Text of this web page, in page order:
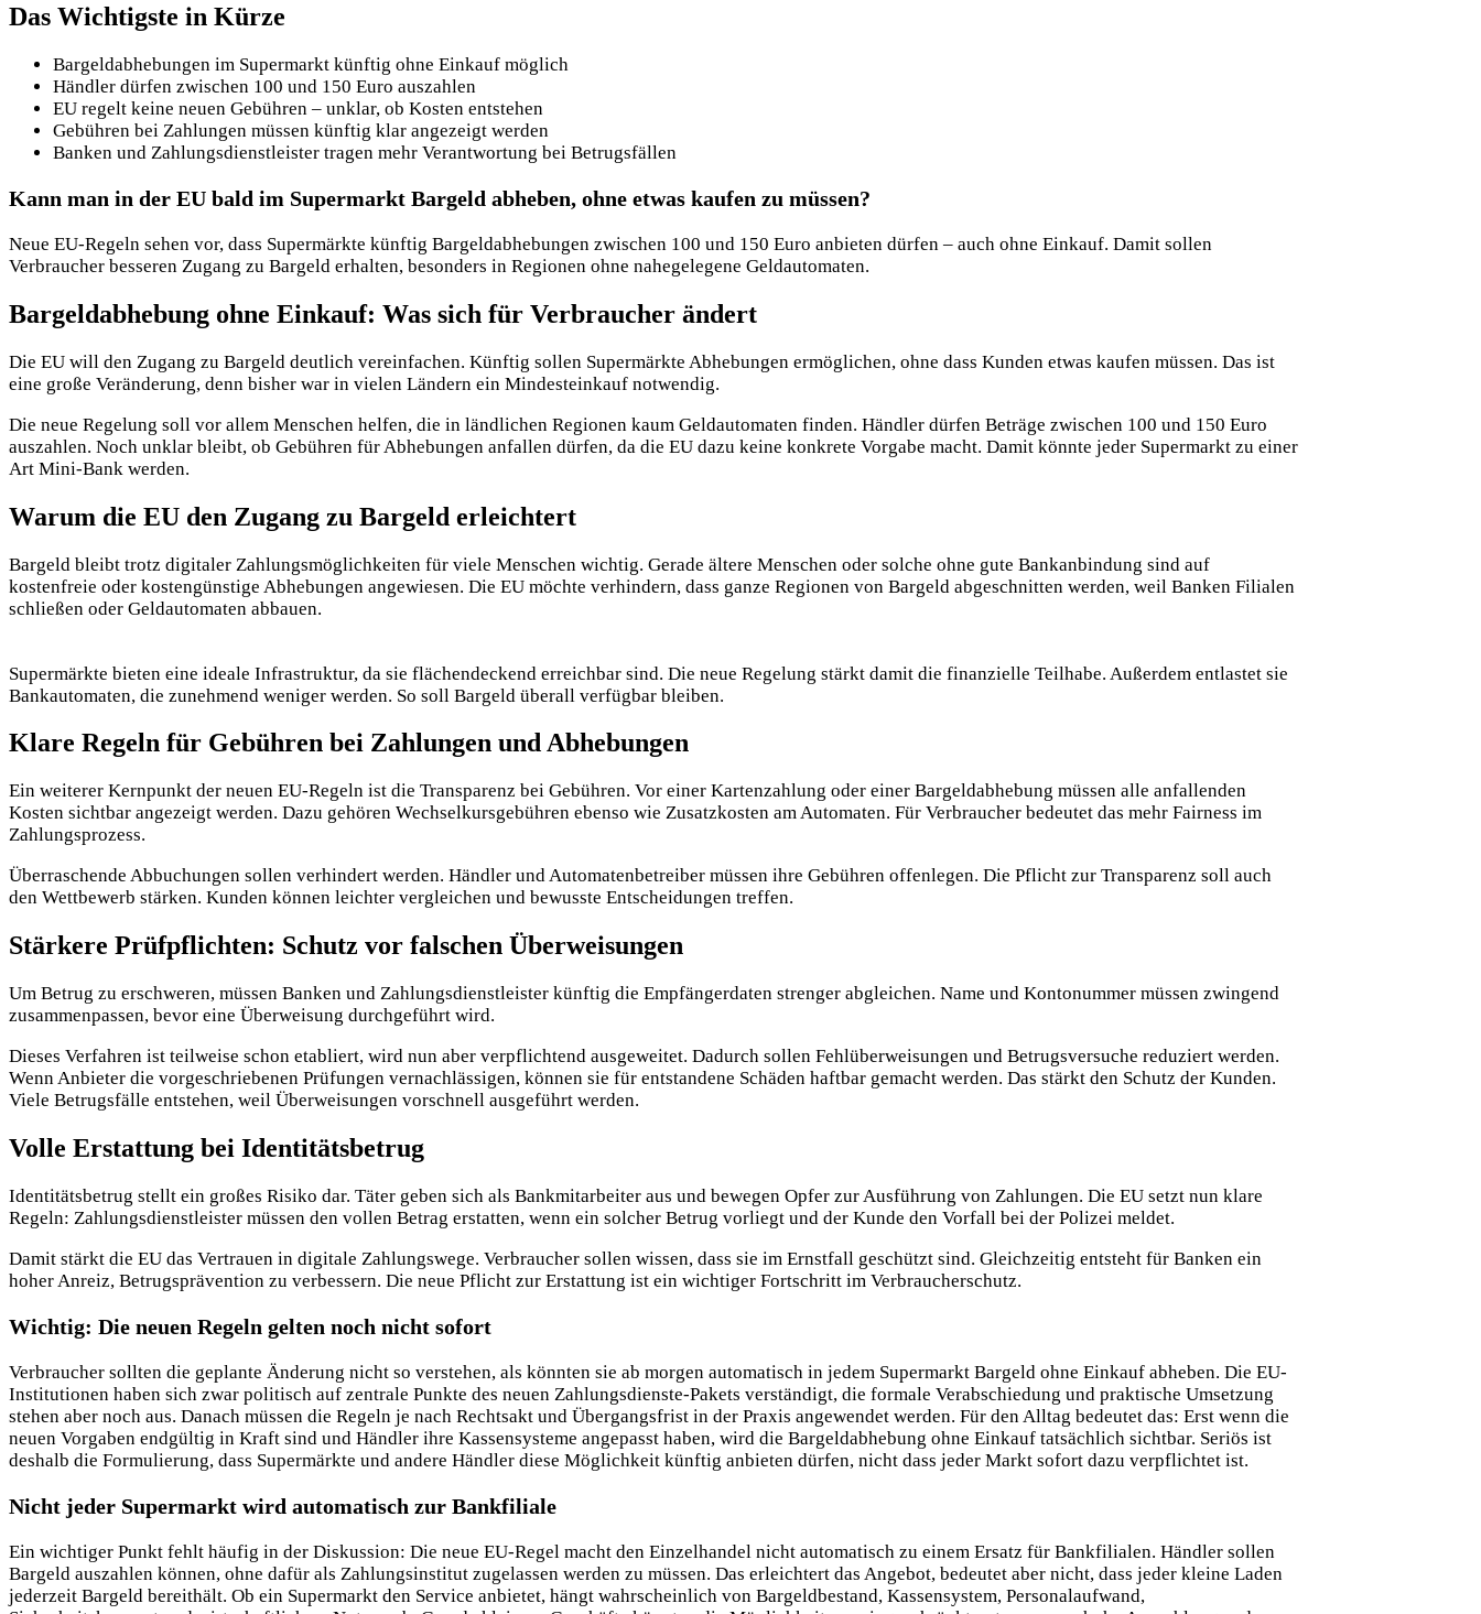
Das Wichtigste in Kürze
Bargeldabhebungen im Supermarkt künftig ohne Einkauf möglich
Händler dürfen zwischen 100 und 150 Euro auszahlen
EU regelt keine neuen Gebühren – unklar, ob Kosten entstehen
Gebühren bei Zahlungen müssen künftig klar angezeigt werden
Banken und Zahlungsdienstleister tragen mehr Verantwortung bei Betrugsfällen
Kann man in der EU bald im Supermarkt Bargeld abheben, ohne etwas kaufen zu müssen?
Neue EU-Regeln sehen vor, dass Supermärkte künftig Bargeldabhebungen zwischen 100 und 150 Euro anbieten dürfen – auch ohne Einkauf. Damit sollen
Verbraucher besseren Zugang zu Bargeld erhalten, besonders in Regionen ohne nahegelegene Geldautomaten.
Bargeldabhebung ohne Einkauf: Was sich für Verbraucher ändert
Die EU will den Zugang zu Bargeld deutlich vereinfachen. Künftig sollen Supermärkte Abhebungen ermöglichen, ohne dass Kunden etwas kaufen müssen. Das ist
eine große Veränderung, denn bisher war in vielen Ländern ein Mindesteinkauf notwendig.
Die neue Regelung soll vor allem Menschen helfen, die in ländlichen Regionen kaum Geldautomaten finden. Händler dürfen Beträge zwischen 100 und 150 Euro
auszahlen. Noch unklar bleibt, ob Gebühren für Abhebungen anfallen dürfen, da die EU dazu keine konkrete Vorgabe macht. Damit könnte jeder Supermarkt zu einer
Art Mini-Bank werden.
Warum die EU den Zugang zu Bargeld erleichtert
Bargeld bleibt trotz digitaler Zahlungsmöglichkeiten für viele Menschen wichtig. Gerade ältere Menschen oder solche ohne gute Bankanbindung sind auf
kostenfreie oder kostengünstige Abhebungen angewiesen. Die EU möchte verhindern, dass ganze Regionen von Bargeld abgeschnitten werden, weil Banken Filialen
schließen oder Geldautomaten abbauen.
Supermärkte bieten eine ideale Infrastruktur, da sie flächendeckend erreichbar sind. Die neue Regelung stärkt damit die finanzielle Teilhabe. Außerdem entlastet sie
Bankautomaten, die zunehmend weniger werden. So soll Bargeld überall verfügbar bleiben.
Klare Regeln für Gebühren bei Zahlungen und Abhebungen
Ein weiterer Kernpunkt der neuen EU-Regeln ist die Transparenz bei Gebühren. Vor einer Kartenzahlung oder einer Bargeldabhebung müssen alle anfallenden
Kosten sichtbar angezeigt werden. Dazu gehören Wechselkursgebühren ebenso wie Zusatzkosten am Automaten. Für Verbraucher bedeutet das mehr Fairness im
Zahlungsprozess.
Überraschende Abbuchungen sollen verhindert werden. Händler und Automatenbetreiber müssen ihre Gebühren offenlegen. Die Pflicht zur Transparenz soll auch
den Wettbewerb stärken. Kunden können leichter vergleichen und bewusste Entscheidungen treffen.
Stärkere Prüfpflichten: Schutz vor falschen Überweisungen
Um Betrug zu erschweren, müssen Banken und Zahlungsdienstleister künftig die Empfängerdaten strenger abgleichen. Name und Kontonummer müssen zwingend
zusammenpassen, bevor eine Überweisung durchgeführt wird.
Dieses Verfahren ist teilweise schon etabliert, wird nun aber verpflichtend ausgeweitet. Dadurch sollen Fehlüberweisungen und Betrugsversuche reduziert werden.
Wenn Anbieter die vorgeschriebenen Prüfungen vernachlässigen, können sie für entstandene Schäden haftbar gemacht werden. Das stärkt den Schutz der Kunden.
Viele Betrugsfälle entstehen, weil Überweisungen vorschnell ausgeführt werden.
Volle Erstattung bei Identitätsbetrug
Identitätsbetrug stellt ein großes Risiko dar. Täter geben sich als Bankmitarbeiter aus und bewegen Opfer zur Ausführung von Zahlungen. Die EU setzt nun klare
Regeln: Zahlungsdienstleister müssen den vollen Betrag erstatten, wenn ein solcher Betrug vorliegt und der Kunde den Vorfall bei der Polizei meldet.
Damit stärkt die EU das Vertrauen in digitale Zahlungswege. Verbraucher sollen wissen, dass sie im Ernstfall geschützt sind. Gleichzeitig entsteht für Banken ein
hoher Anreiz, Betrugsprävention zu verbessern. Die neue Pflicht zur Erstattung ist ein wichtiger Fortschritt im Verbraucherschutz.
Wichtig: Die neuen Regeln gelten noch nicht sofort
Verbraucher sollten die geplante Änderung nicht so verstehen, als könnten sie ab morgen automatisch in jedem Supermarkt Bargeld ohne Einkauf abheben. Die EU-
Institutionen haben sich zwar politisch auf zentrale Punkte des neuen Zahlungsdienste-Pakets verständigt, die formale Verabschiedung und praktische Umsetzung
stehen aber noch aus. Danach müssen die Regeln je nach Rechtsakt und Übergangsfrist in der Praxis angewendet werden. Für den Alltag bedeutet das: Erst wenn die
neuen Vorgaben endgültig in Kraft sind und Händler ihre Kassensysteme angepasst haben, wird die Bargeldabhebung ohne Einkauf tatsächlich sichtbar. Seriös ist
deshalb die Formulierung, dass Supermärkte und andere Händler diese Möglichkeit künftig anbieten dürfen, nicht dass jeder Markt sofort dazu verpflichtet ist.
Nicht jeder Supermarkt wird automatisch zur Bankfiliale
Ein wichtiger Punkt fehlt häufig in der Diskussion: Die neue EU-Regel macht den Einzelhandel nicht automatisch zu einem Ersatz für Bankfilialen. Händler sollen
Bargeld auszahlen können, ohne dafür als Zahlungsinstitut zugelassen werden zu müssen. Das erleichtert das Angebot, bedeutet aber nicht, dass jeder kleine Laden
jederzeit Bargeld bereithält. Ob ein Supermarkt den Service anbietet, hängt wahrscheinlich von Bargeldbestand, Kassensystem, Personalaufwand,